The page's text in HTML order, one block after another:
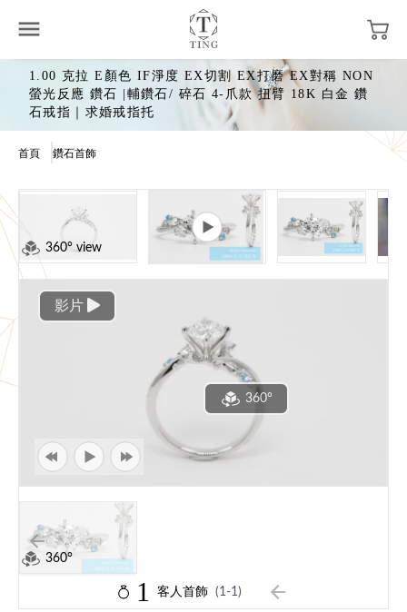
1.00 克拉 E顏色 IF淨度 EX切割 EX打磨 EX對稱 NON
螢光反應 鑽石 |輔鑽石/ 碎石 4-爪款 扭臂 18K 白金 鑽
石戒指｜求婚戒指托
首頁 鑽石首飾
360° view
影片
360°
360°
1 客人首飾 (1-1)